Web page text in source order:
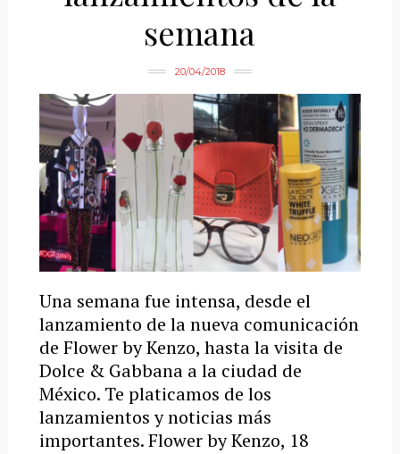
semana
20/04/2018
Una semana fue intensa, desde el
lanzamiento de la nueva comunicación
de Flower by Kenzo, hasta la visita de
Dolce & Gabbana a la ciudad de
México. Te platicamos de los
lanzamientos y noticias más
importantes. Flower by Kenzo, 18